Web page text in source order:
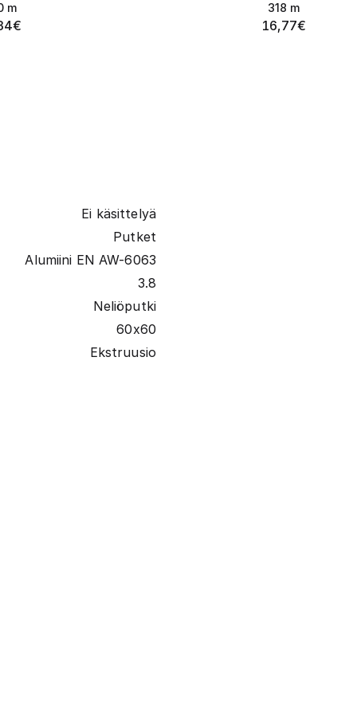
m
€
318 m
16,77€
Ei käsittelyä
Putket
Alumiini EN AW-6063
3.8
Neliöputki
60x60
Ekstruusio